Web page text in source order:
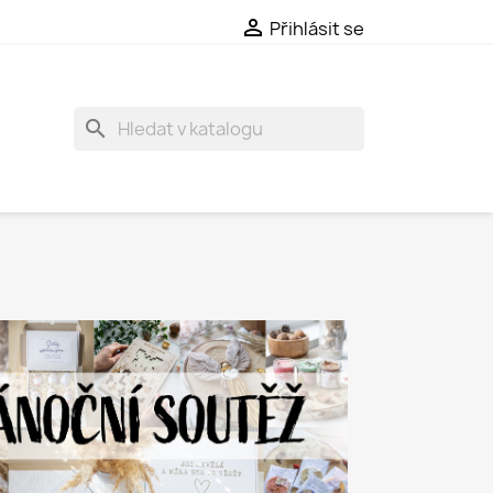
 Přihlásit se
search